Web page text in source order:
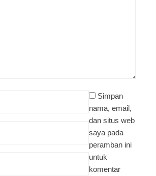
Simpan
nama, email,
dan situs web
saya pada
peramban ini
untuk
komentar